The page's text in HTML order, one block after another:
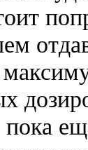
пока